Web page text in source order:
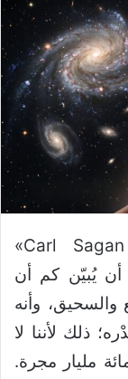
للفلكي الأمريكي «كارل ساغان Carl Sagan»
أن يُبيّن كم أن
والسحيق، وأنه
ذلك لأننا لا
مليار مجرة.